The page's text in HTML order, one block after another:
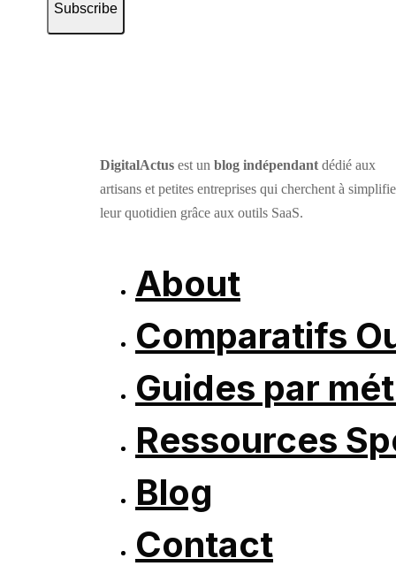
Subscribe
DigitalActus est un blog indépendant dédié aux
artisans et petites entreprises qui cherchent à
leur quotidien grâce aux outils SaaS.
About
Comparatifs
Guides par
Ressources
Blog
Contact